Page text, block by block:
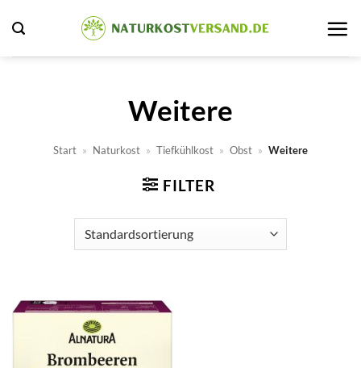
Inhalt
springen
Weitere
Start » Naturkost » Tiefkühlkost » Obst » Weitere
FILTER